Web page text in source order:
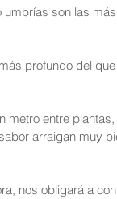
son las
profundo del
metro entre
arraigan muy
nos obligará a